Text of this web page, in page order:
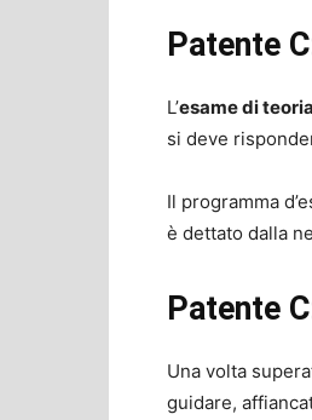
Patente
L’esame di teoria
si deve
Il programma
è dettato dalla
Patente
Una volta
guidare,